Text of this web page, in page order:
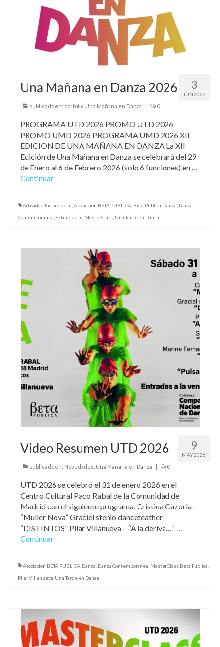
3
JUN 2026
Una Mañana en Danza 2026
publicado en: porfolio Una Mañana en Danza | 0
PROGRAMA UTD 2026 PROMO UTD 2026
PROMO UMD 2026 PROGRAMA UMD 2026 XII
EDICION DE UNA MAÑANA EN DANZA La XII
Edición de Una Mañana en Danza se celebrará del 29
de Enero al 6 de Febrero 2026 (solo 6 funciones) en …
Continuar
Actividad Extraescolar, Asociacion BETA PUBLICA Beta Publica Danza Danza
Contemporanea Extraescolar, MasterClass Una Tarde en Danza
9
MAY 2026
Video Resumen UTD 2026
publicado en: Novedades Una Mañana en Danza | 0
UTD 2026 se celebró el 31 de enero 2026 en el
Centro Cultural Paco Rabal de la Comunidad de
Madrid con el siguiente programa: Cristina Cazorla –
“Muller Nova” Graciel stenio danceteather –
“DISTINTOS” Pilar Villanueva – “A la deriva…” …
Continuar
Asociacion BETA PUBLICA Danza Danza Contemporanea MasterClass Beta Publica
Pilar Villanueva Una Tarde en Danza